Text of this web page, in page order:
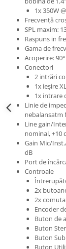
1x 350W
Frecvență
SPL maxim:
Raspuns in
Gama de
Acoperire:
Conectori
2 intrări
1x ieșire
1x intrare
Linie de
nebalansatm
Line gain/
nominal, +10
Gain Mic/
dB
Port de
Controale
2x
2x
Encoder
Buton de
Buton
Buton Sub
Buton